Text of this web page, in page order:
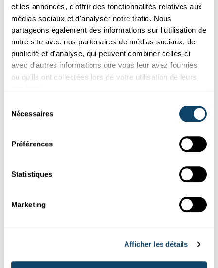
et les annonces, d'offrir des fonctionnalités relatives aux
médias sociaux et d'analyser notre trafic. Nous
partageons également des informations sur l'utilisation de
notre site avec nos partenaires de médias sociaux, de
publicité et d'analyse, qui peuvent combiner celles-ci
avec d'autres informations que vous leur avez fournies
ou qu'ils ont collectées lors de votre utilisation de leurs
Nécessaires
Préférences
Statistiques
Marketing
Afficher les détails
Quel ballon éclate le plus vite au soleil ?
FNR